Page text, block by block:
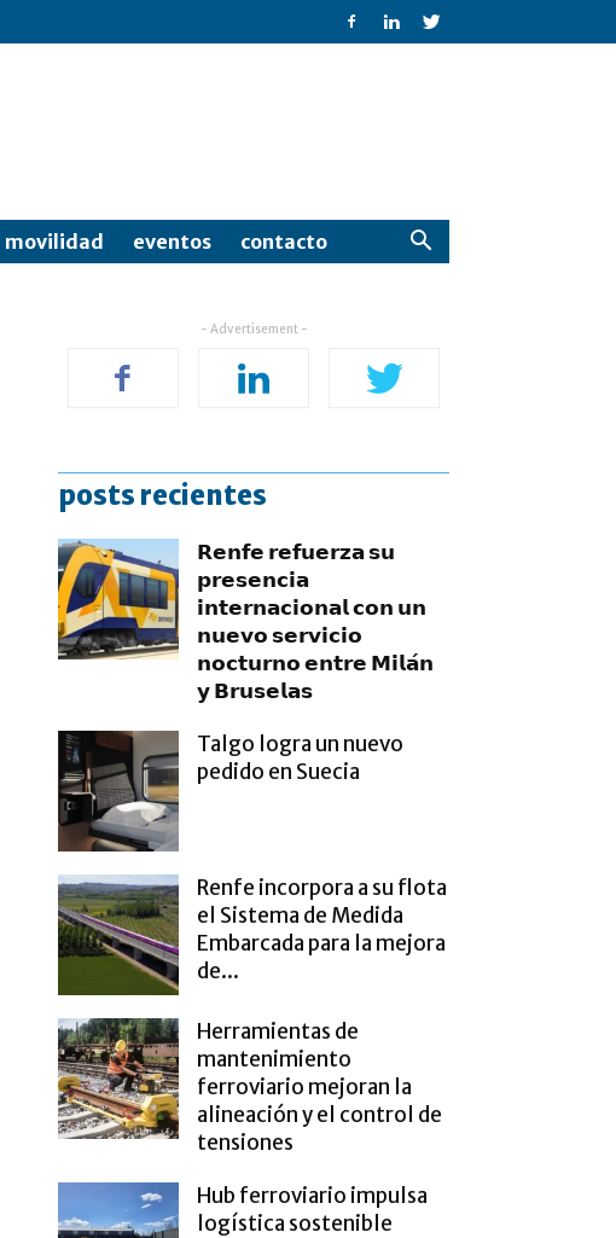
movilidad eventos contacto
- Advertisement -
posts recientes
𝗥𝗲𝗻𝗳𝗲 𝗿𝗲𝗳𝘂𝗲𝗿𝘇𝗮 𝘀𝘂
𝗽𝗿𝗲𝘀𝗲𝗻𝗰𝗶𝗮
𝗶𝗻𝘁𝗲𝗿𝗻𝗮𝗰𝗶𝗼𝗻𝗮𝗹 𝗰𝗼𝗻 𝘂𝗻
𝗻𝘂𝗲𝘃𝗼 𝘀𝗲𝗿𝘃𝗶𝗰𝗶𝗼
𝗻𝗼𝗰𝘁𝘂𝗿𝗻𝗼 𝗲𝗻𝘁𝗿𝗲 𝗠𝗶𝗹𝗮́𝗻
𝘆 𝗕𝗿𝘂𝘀𝗲𝗹𝗮𝘀
Talgo logra un nuevo
pedido en Suecia
Renfe incorpora a su flota
el Sistema de Medida
Embarcada para la mejora
de...
Herramientas de
mantenimiento
ferroviario mejoran la
alineación y el control de
tensiones
Hub ferroviario impulsa
logística sostenible